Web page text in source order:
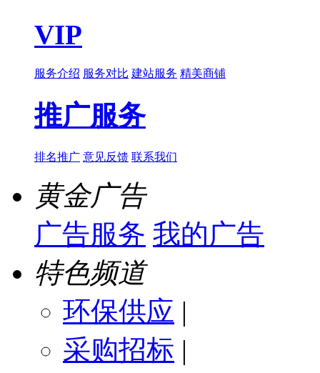
VIP
服务介绍 服务对比 建站服务 精美商铺
推广服务
排名推广 意见反馈 联系我们
黄金广告
广告服务 我的广告
特色频道
环保供应 |
采购招标 |